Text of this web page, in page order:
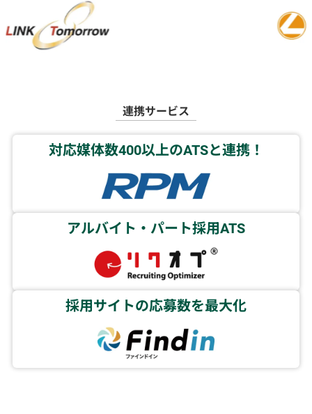
連携サービス
対応媒体数400以上のATSと連携！
アルバイト・パート採用ATS
採用サイトの応募数を最大化